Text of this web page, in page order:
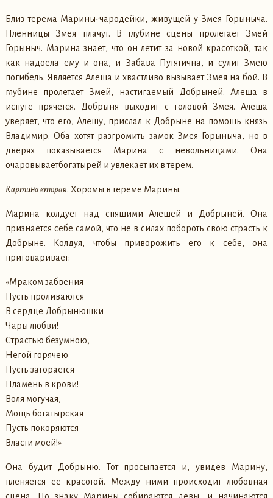
Близ терема Марины-чародейки, живущей у Змея Горыныча.
Пленницы Змея плачут. В глубине сцены пролетает Змей
Горыныч. Марина знает, что он летит за новой красоткой, так
как надоела ему и она, и Забава Путятична, и сулит Змею
погибель. Является Алеша и хвастливо вызывает Змея на бой. В
глубине пролетает Змей, настигаемый Добрыней. Алеша в
испуге прячется. Добрыня выходит с головой Змея. Алеша
уверяет, что его, Алешу, прислал к Добрыне на помощь князь
Владимир. Оба хотят разгромить замок Змея Горыныча, но в
дверях показывается Марина с невольницами. Она
очаровываетбогатырей и увлекает их в терем.
Картина вторая. Хоромы в тереме Марины.
Марина колдует над спящими Алешей и Добрыней. Она
признается себе самой, что не в силах побороть свою страсть к
Добрыне. Колдуя, чтобы приворожить его к себе, она
приговаривает:
«Мраком забвения
Пусть проливаются
В сердце Добрынюшки
Чары любви!
Страстью безумною,
Негой горячею
Пусть загорается
Пламень в крови!
Воля могучая,
Мощь богатырская
Пусть покоряются
Власти моей!»
Она будит Добрыню. Тот просыпается и, увидев Марину,
пленяется ее красотой. Между ними происходит любовная